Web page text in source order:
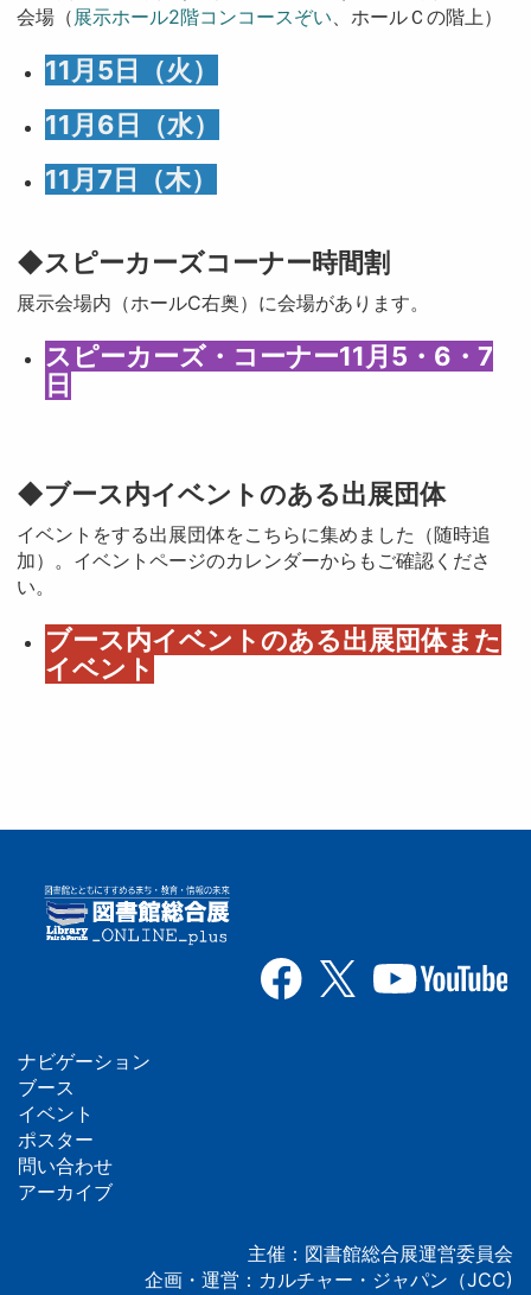
会場（展示ホール2階コンコースぞい、ホールＣの階上）
11月5日（火）
11月6日（水）
11月7日（木）
◆スピーカーズコーナー時間割
展示会場内（ホールC右奥）に会場があります。
スピーカーズ・コーナー11月5・6・7
日
◆ブース内イベントのある出展団体
イベントをする出展団体をこちらに集めました（随時追
加）。イベントページのカレンダーからもご確認くださ
い。
ブース内イベントのある出展団体また
イベント
フ
ッ
タ
ナビゲーション
ブース
イベント
ポスター
問い合わせ
アーカイブ
主催：図書館総合展運営委員会
企画・運営：カルチャー・ジャパン（JCC)